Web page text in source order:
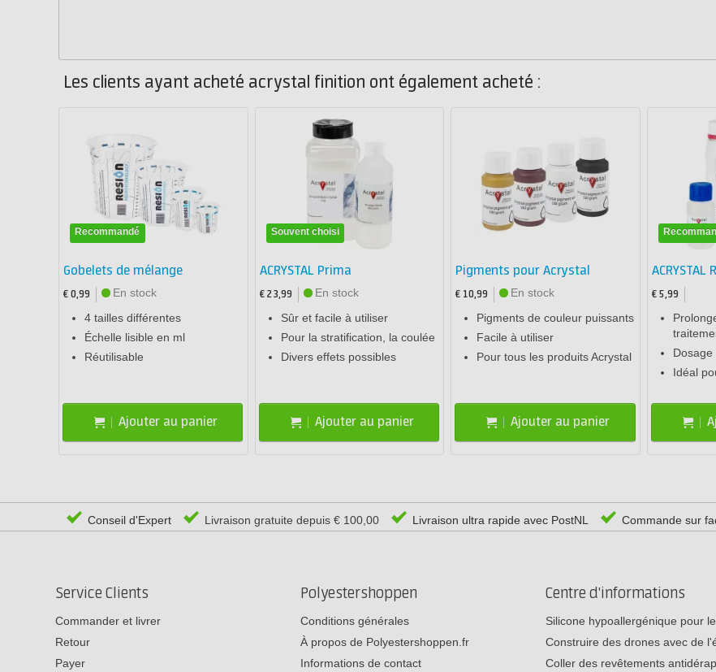
Les clients ayant acheté acrystal finition ont également acheté :
Recommandé
Gobelets de mélange
€ 0,99
En stock
4 tailles différentes
Échelle lisible en ml
Réutilisable
Ajouter au panier
Souvent choisi
ACRYSTAL Prima
€ 23,99
En stock
Sûr et facile à utiliser
Pour la stratification, la coulée
Divers effets possibles
Ajouter au panier
Pigments pour Acrystal
€ 10,99
En stock
Pigments de couleur puissants
Facile à utiliser
Pour tous les produits Acrystal
Ajouter au panier
€ 5,99
Dosage
Idéal
Conseil d'Expert Livraison gratuite depuis € 100,00 Livraison ultra rapide avec PostNL Commande sur
Service Clients
Commander et livrer
Retour
Payer
Polyestershoppen
Conditions générales
À propos de Polyestershoppen.fr
Informations de contact
Centre d'informations
Silicone hypoallergénique pour
Construire des drones avec de
Coller des revêtements